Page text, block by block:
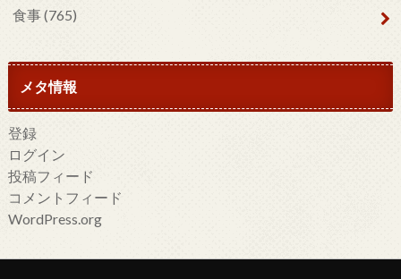
食事(765)
メタ情報
登録
ログイン
投稿フィード
コメントフィード
WordPress.org